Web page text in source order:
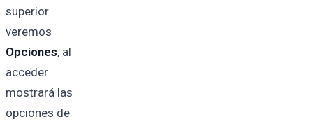
superior
veremos
Opciones, al
acceder
mostrará las
opciones de